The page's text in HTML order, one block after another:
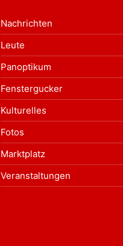
Nachrichten
Leute
Panoptikum
Fenstergucker
Kulturelles
Fotos
Marktplatz
Veranstaltungen